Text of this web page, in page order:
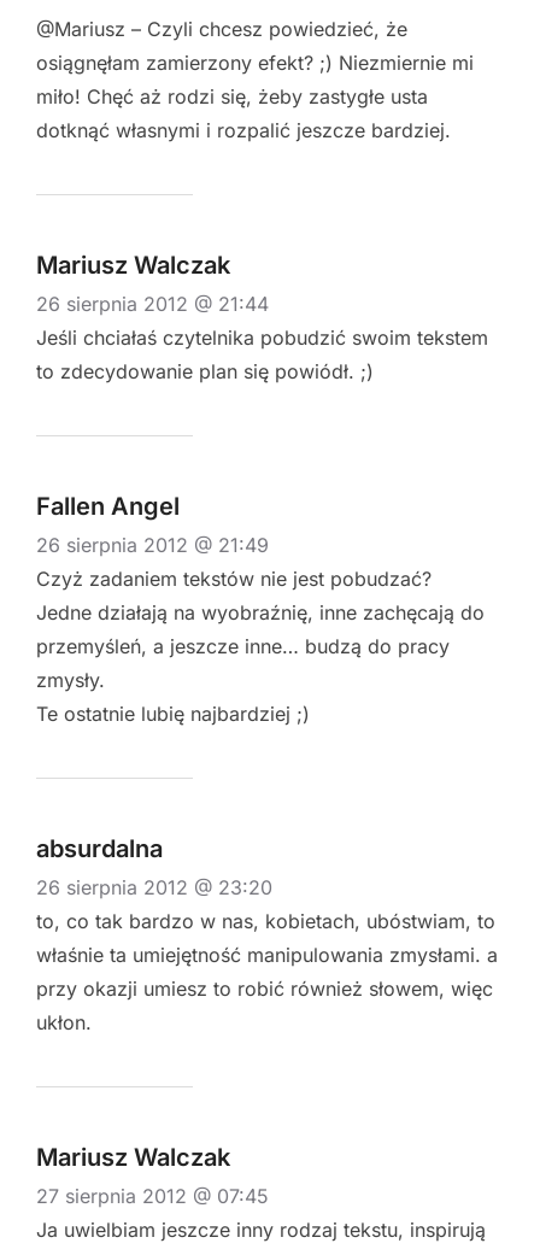
@Mariusz – Czyli chcesz powiedzieć, że
osiągnęłam zamierzony efekt? ;) Niezmiernie mi
miło! Chęć aż rodzi się, żeby zastygłe usta
dotknąć własnymi i rozpalić jeszcze bardziej.
Mariusz Walczak
26 sierpnia 2012 @ 21:44
Jeśli chciałaś czytelnika pobudzić swoim tekstem
to zdecydowanie plan się powiódł. ;)
Fallen Angel
26 sierpnia 2012 @ 21:49
Czyż zadaniem tekstów nie jest pobudzać?
Jedne działają na wyobraźnię, inne zachęcają do
przemyśleń, a jeszcze inne… budzą do pracy
zmysły.
Te ostatnie lubię najbardziej ;)
absurdalna
26 sierpnia 2012 @ 23:20
to, co tak bardzo w nas, kobietach, ubóstwiam, to
właśnie ta umiejętność manipulowania zmysłami. a
przy okazji umiesz to robić również słowem, więc
ukłon.
Mariusz Walczak
27 sierpnia 2012 @ 07:45
Ja uwielbiam jeszcze inny rodzaj tekstu, inspirują